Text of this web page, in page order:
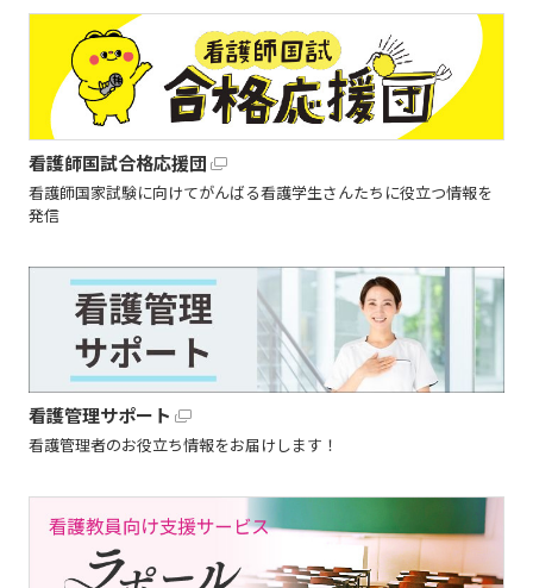
看護師国試合格応援団
看護師国家試験に向けてがんばる看護学生さんたちに役立つ情報を
発信
看護管理サポート
看護管理者のお役立ち情報をお届けします！